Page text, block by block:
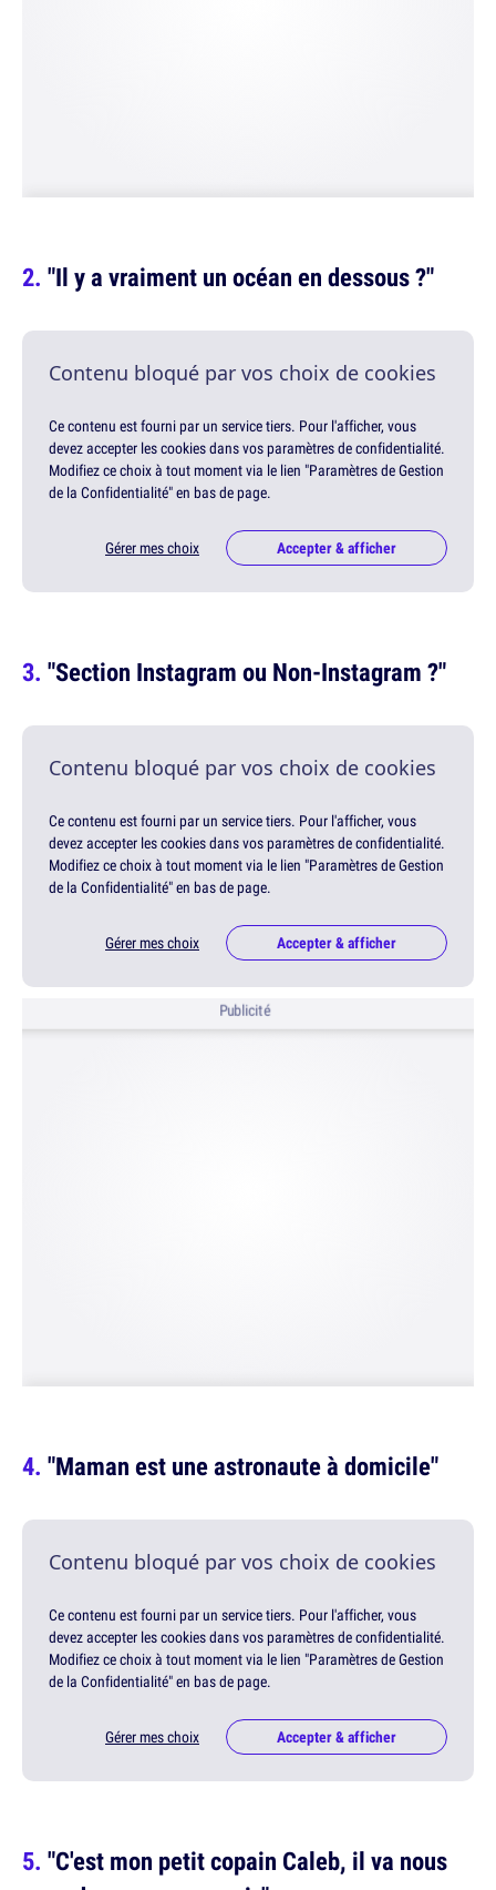
"Il y a vraiment un océan en dessous ?"
Contenu bloqué par vos choix de cookies
Ce contenu est fourni par un service tiers. Pour l'afficher, vous
devez accepter les cookies dans vos paramètres de confidentialité.
Modifiez ce choix à tout moment via le lien "Paramètres de Gestion
de la Confidentialité" en bas de page.
Gérer mes choix Accepter & afficher
"Section Instagram ou Non-Instagram ?"
Contenu bloqué par vos choix de cookies
Ce contenu est fourni par un service tiers. Pour l'afficher, vous
devez accepter les cookies dans vos paramètres de confidentialité.
Modifiez ce choix à tout moment via le lien "Paramètres de Gestion
de la Confidentialité" en bas de page.
Gérer mes choix Accepter & afficher
Publicité
"Maman est une astronaute à domicile"
Contenu bloqué par vos choix de cookies
Ce contenu est fourni par un service tiers. Pour l'afficher, vous
devez accepter les cookies dans vos paramètres de confidentialité.
Modifiez ce choix à tout moment via le lien "Paramètres de Gestion
de la Confidentialité" en bas de page.
Gérer mes choix Accepter & afficher
"C'est mon petit copain Caleb, il va nous